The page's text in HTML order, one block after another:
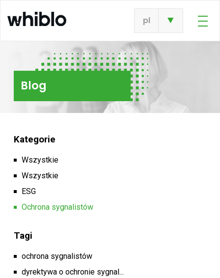
pl
Blog
Kategorie
Wszystkie
Wszystkie
ESG
Ochrona sygnalistów
Tagi
ochrona sygnalistów
dyrektywa o ochronie sygnal...